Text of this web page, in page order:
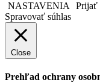
NASTAVENIA
Prijať
Spravovať súhlas
Close
Prehľad ochrany